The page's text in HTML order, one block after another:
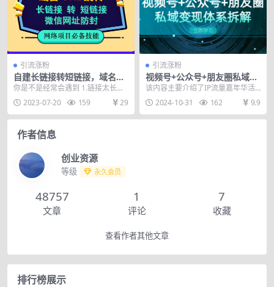
引流涨粉
自建长链接转短链接，域名url
跳转，微信网址防黑，视频教
你是不是经常会遇到 1.链接太长，
不方便互相传输并且容易出错。 2.
要推的网址是...
2023-07-20 159 29
引流涨粉
视频号+公众号+朋友圈私域变
现体系拆解，全体平台流量枯
该内容主要介绍了IP流量嘉年华活
动，强调了活动的亮点和参会嘉
宾。活动包括1000...
2024-10-31 162 9.9
作者信息
创业资源
等级 永久会员
48757
文章
1
评论
7
收藏
查看作者其他文章
排行榜展示